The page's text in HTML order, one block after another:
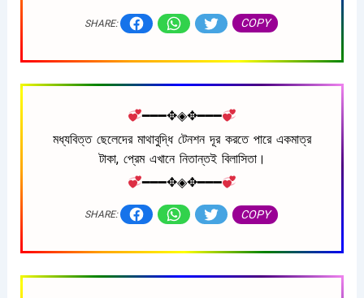
SHARE: COPY
━━━✥◈✥━━━
মধ্যবিত্ত ছেলেদের মাথাবুদ্ধি টেনশন দূর করতে পারে একমাত্র
টাকা, প্রেম এখানে নিতান্তই বিলাসিতা।
━━━✥◈✥━━━
SHARE: COPY